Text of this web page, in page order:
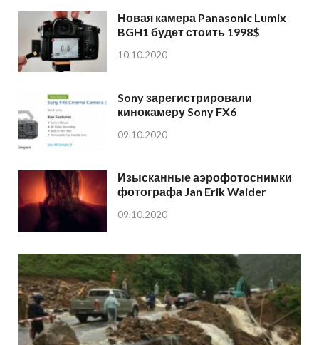
Новая камера Panasonic Lumix
BGH1 будет стоить 1998$
10.10.2020
Sony зарегистрировали
кинокамеру Sony FX6
09.10.2020
Изысканные аэрофотоснимки
фотографа Jan Erik Waider
09.10.2020